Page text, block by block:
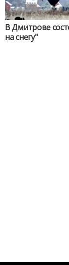
В Дмитрове
на снегу"